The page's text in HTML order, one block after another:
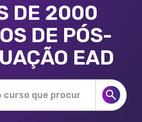
DE 2000
DE PÓS-
EAD